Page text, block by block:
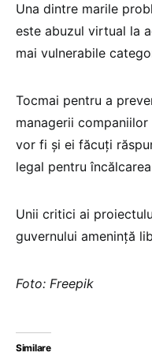
Una dintre marile
este abuzul virtual la
mai vulnerabile
Tocmai pentru a
managerii
vor fi și ei făcuți
legal pentru
Unii critici ai
guvernului amenință
Foto: Freepik
Similare